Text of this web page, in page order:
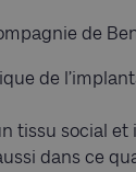
de
de
tissu social
dans ce